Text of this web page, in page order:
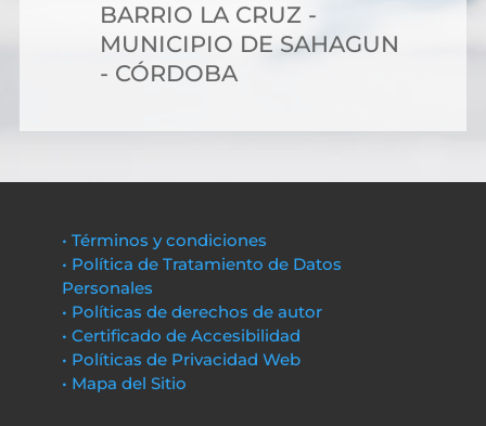
BARRIO LA CRUZ -
MUNICIPIO DE SAHAGUN
- CÓRDOBA
• Términos y condiciones
• Política de Tratamiento de Datos
Personales
• Políticas de derechos de autor
• Certificado de Accesibilidad
• Políticas de Privacidad Web
• Mapa del Sitio